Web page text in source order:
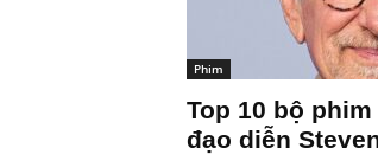
Phim
Top 10 bộ
đạo diễn